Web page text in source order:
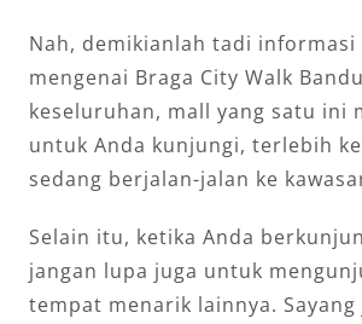
Nah, demikianlah tadi informasi
mengenai Braga City Walk
keseluruhan, mall yang satu ini
untuk Anda kunjungi, terlebih
sedang berjalan-jalan ke
Selain itu, ketika Anda
jangan lupa juga untuk
tempat menarik lainnya. Sayang